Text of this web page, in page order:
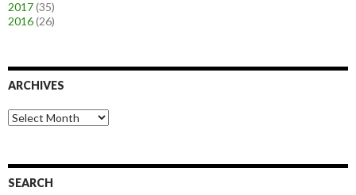
2017(35)
2016(26)
ARCHIVES
A
r
v
SEARCH